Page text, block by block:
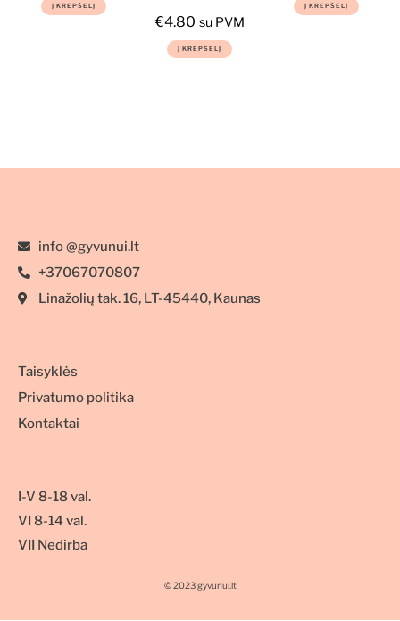
Į KREPŠELĮ
su ėriena,
prebiotikais
€4.80 su PVM
Į KREPŠELĮ
Į KREPŠELĮ
info @gyvunui.lt
+37067070807
Linažolių tak. 16, LT-45440, Kaunas
Taisyklės
Privatumo politika
Kontaktai
I-V 8-18 val.
VI 8-14 val.
VII Nedirba
© 2023 gyvunui.lt